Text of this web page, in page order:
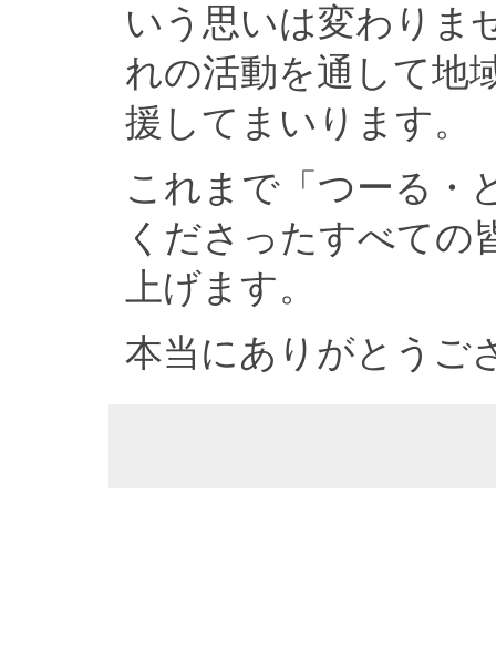
いう思いは変わりま
れの活動を通して地
援してまいります。
これまで「つーる・
くださったすべての
上げます。
本当にありがとうご